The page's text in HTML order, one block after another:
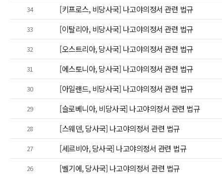
34 [키프로스, 비당사국] 나고야의정서 관련 법규
33 [이탈리아, 비당사국] 나고야의정서 관련 법규
32 [오스트리아, 당사국] 나고야의정서 관련 법규
31 [에스토니아, 당사국] 나고야의정서 관련 법규
30 [아일랜드, 비당사국] 나고야의정서 관련 법규
29 [슬로베니아, 비당사국] 나고야의정서 관련 법규
28 [스웨덴, 당사국] 나고야의정서 관련 법규
27 [세르비아, 당사국] 나고야의정서 관련 법규
26 [벨기에, 당사국] 나고야의정서 관련 법규